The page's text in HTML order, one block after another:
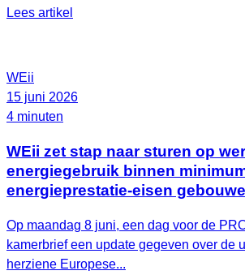
Lees artikel
WEii
15 juni 2026
4 minuten
WEii zet stap naar sturen op
energiegebruik binnen
energieprestatie-eisen
Op maandag 8 juni, een dag voor de
kamerbrief een update gegeven over de
herziene Europese...